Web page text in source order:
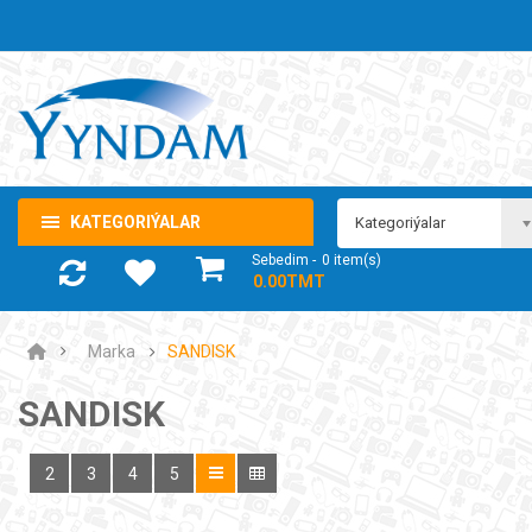
KATEGORIÝALAR Kategoriýalar
Sebedim 0 item(s)
- 0.00TMT
Marka SANDISK
SANDISK
2 3 4 5